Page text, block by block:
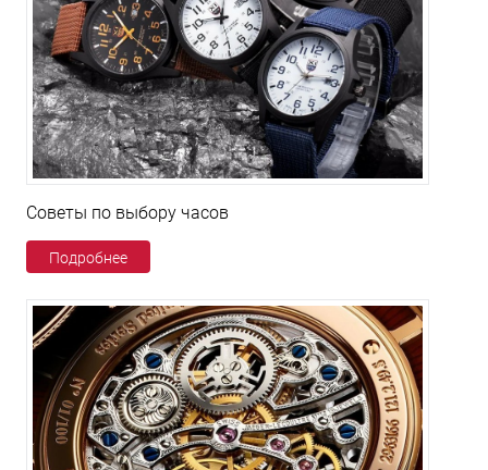
Советы по выбору часов
Подробнее